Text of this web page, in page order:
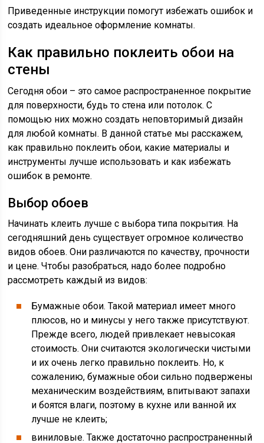
Приведенные инструкции помогут избежать ошибок и
создать идеальное оформление комнаты.
Как правильно поклеить обои на
стены
Сегодня обои – это самое распространенное покрытие
для поверхности, будь то стена или потолок. С
помощью них можно создать неповторимый дизайн
для любой комнаты. В данной статье мы расскажем,
как правильно поклеить обои, какие материалы и
инструменты лучше использовать и как избежать
ошибок в ремонте.
Выбор обоев
Начинать клеить лучше с выбора типа покрытия. На
сегодняшний день существует огромное количество
видов обоев. Они различаются по качеству, прочности
и цене. Чтобы разобраться, надо более подробно
рассмотреть каждый из видов:
Бумажные обои. Такой материал имеет много
плюсов, но и минусы у него также присутствуют.
Прежде всего, людей привлекает невысокая
стоимость. Они считаются экологически чистыми
и их очень легко правильно поклеить. Но, к
сожалению, бумажные обои сильно подвержены
механическим воздействиям, впитывают запахи
и боятся влаги, поэтому в кухне или ванной их
лучше не клеить;
виниловые. Также достаточно распространенный